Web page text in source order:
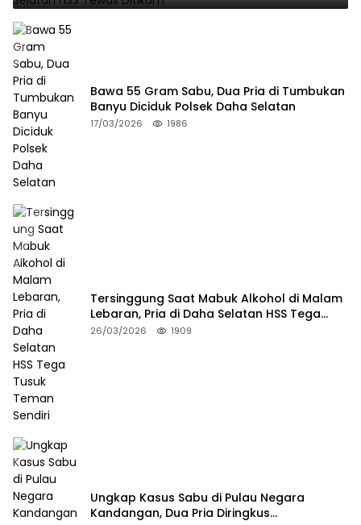
Bawa 55 Gram Sabu, Dua Pria di Tumbukan
Banyu Diciduk Polsek Daha Selatan
17/03/2026 1986
Tersinggung Saat Mabuk Alkohol di Malam
Lebaran, Pria di Daha Selatan HSS Tega
Tusuk Teman Sendiri
26/03/2026 1909
Ungkap Kasus Sabu di Pulau Negara
Kandangan, Dua Pria Diringkus